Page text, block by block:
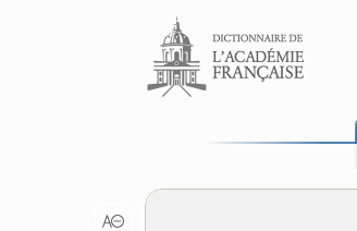
Aller au contenu